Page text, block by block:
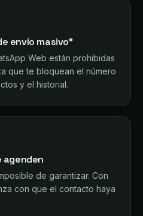
envío masivo"
Web están prohibidas
que te bloquean el número
y el historial.
agenden
de garantizar. Con
con que el contacto haya